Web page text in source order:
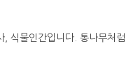
식물인간입니다. 통나무처